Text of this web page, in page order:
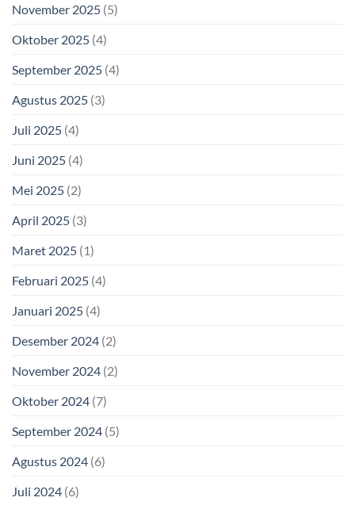
November 2025 (5)
Oktober 2025 (4)
September 2025 (4)
Agustus 2025 (3)
Juli 2025 (4)
Juni 2025 (4)
Mei 2025 (2)
April 2025 (3)
Maret 2025 (1)
Februari 2025 (4)
Januari 2025 (4)
Desember 2024 (2)
November 2024 (2)
Oktober 2024 (7)
September 2024 (5)
Agustus 2024 (6)
Juli 2024 (6)